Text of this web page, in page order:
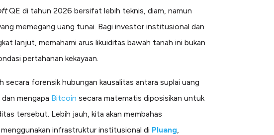
QE di tahun 2026 bersifat lebih teknis, diam, namun
memegang uang tunai. Bagi investor institusional dan
lanjut, memahami arus likuiditas bawah tanah ini bukan
pertahanan kekayaan.
secara forensik hubungan kausalitas antara suplai uang
mengapa Bitcoin secara matematis diposisikan untuk
tersebut. Lebih jauh, kita akan membahas
infrastruktur institusional di Pluang